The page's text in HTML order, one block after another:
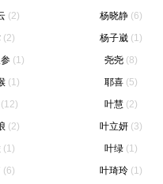
(2) 杨晓静 (6)
(2) 杨子崴 (1)
(1) 尧尧 (8)
(1) 耶喜 (5)
(12) 叶慧 (2)
(2) 叶立妍 (3)
(1) 叶绿 (1)
(6) 叶琦玲 (1)